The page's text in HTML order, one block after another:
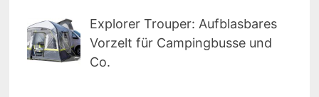
Explorer Trouper: Aufblasbares
Vorzelt für Campingbusse und
Co.